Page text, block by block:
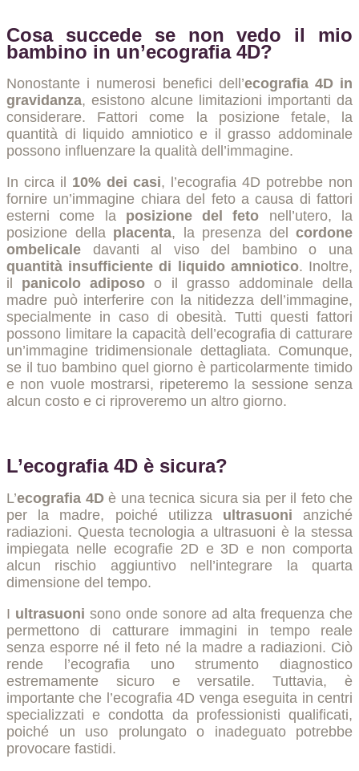
Cosa succede se non vedo il mio
bambino in un’ecografia 4D?
Nonostante i numerosi benefici dell’ecografia 4D in
gravidanza, esistono alcune limitazioni importanti da
considerare. Fattori come la posizione fetale, la
quantità di liquido amniotico e il grasso addominale
possono influenzare la qualità dell’immagine.
In circa il 10% dei casi, l’ecografia 4D potrebbe non
fornire un’immagine chiara del feto a causa di fattori
esterni come la posizione del feto nell’utero, la
posizione della placenta, la presenza del cordone
ombelicale davanti al viso del bambino o una
quantità insufficiente di liquido amniotico. Inoltre,
il panicolo adiposo o il grasso addominale della
madre può interferire con la nitidezza dell’immagine,
specialmente in caso di obesità. Tutti questi fattori
possono limitare la capacità dell’ecografia di catturare
un’immagine tridimensionale dettagliata. Comunque,
se il tuo bambino quel giorno è particolarmente timido
e non vuole mostrarsi, ripeteremo la sessione senza
alcun costo e ci riproveremo un altro giorno.
L’ecografia 4D è sicura?
L’ecografia 4Dè una tecnica sicura sia per il feto che
per la madre, poiché utilizza ultrasuoni anziché
radiazioni. Questa tecnologia a ultrasuoni è la stessa
impiegata nelle ecografie 2D e 3D e non comporta
alcun rischio aggiuntivo nell’integrare la quarta
dimensione del tempo.
I ultrasuoni sono onde sonore ad alta frequenza che
permettono di catturare immagini in tempo reale
senza esporre né il feto né la madre a radiazioni. Ciò
rende l’ecografia uno strumento diagnostico
estremamente sicuro e versatile. Tuttavia, è
importante che l’ecografia 4D venga eseguita in centri
specializzati e condotta da professionisti qualificati,
poiché un uso prolungato o inadeguato potrebbe
provocare fastidi.